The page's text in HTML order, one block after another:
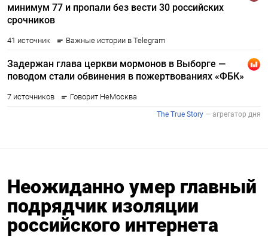
Неожиданно умер главный
подрядчик изоляции
российского интернета